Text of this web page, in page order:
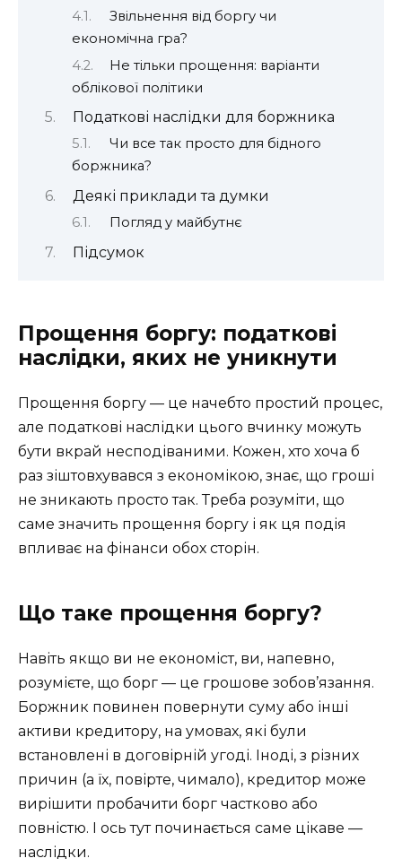
Звільнення від боргу чи
економічна гра?
Не тільки прощення: варіанти
облікової політики
Податкові наслідки для боржника
Чи все так просто для бідного
боржника?
Деякі приклади та думки
Погляд у майбутнє
Підсумок
Прощення боргу: податкові
наслідки, яких не уникнути
Прощення боргу — це начебто простий процес,
але податкові наслідки цього вчинку можуть
бути вкрай несподіваними. Кожен, хто хоча б
раз зіштовхувався з економікою, знає, що гроші
не зникають просто так. Треба розуміти, що
саме значить прощення боргу і як ця подія
впливає на фінанси обох сторін.
Що таке прощення боргу?
Навіть якщо ви не економіст, ви, напевно,
розумієте, що борг — це грошове зобов’язання.
Боржник повинен повернути суму або інші
активи кредитору, на умовах, які були
встановлені в договірній угоді. Іноді, з різних
причин (а їх, повірте, чимало), кредитор може
вирішити пробачити борг частково або
повністю. І ось тут починається саме цікаве —
наслідки.